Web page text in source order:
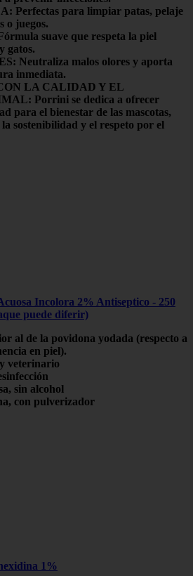
Perfectas para limpiar patas, pelaje
o juegos.
suave que respeta la piel
gatos.
Neutraliza malos olores y aporta
inmediata.
LA CALIDAD Y EL
Porrini se dedica a ofrecer
para el bienestar de las mascotas,
sostenibilidad y el respeto por el
Incolora 2% Antiseptico - 250
puede diferir)
al de la povidona yodada (respecto a
en piel).
veterinario
sin alcohol
con pulverizador
1%